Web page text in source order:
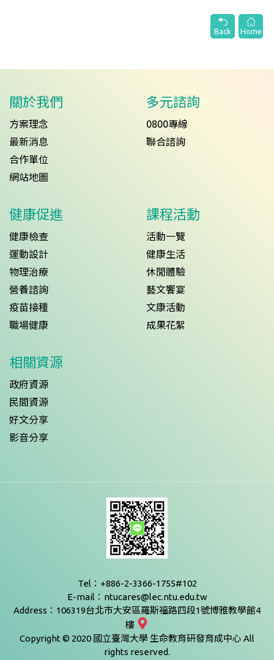
Back Home
關於我們
方案理念
最新消息
合作單位
網站地圖
多元諮詢
0800專線
聯合諮詢
健康促進
健康檢查
運動設計
物理治療
營養諮詢
疫苗接種
職場健康
課程活動
活動一覽
健康生活
休閒體驗
藝文饗宴
文康活動
成果花絮
相關資源
政府資源
民間資源
好文分享
影音分享
Tel：+886-2-3366-1755#102
E-mail：ntucares@lec.ntu.edu.tw
Address：106319台北市大安區羅斯福路四段1號博雅教學館4
樓
Copyright © 2020 國立臺灣大學 生命教育研發育成中心 All
rights reserved.